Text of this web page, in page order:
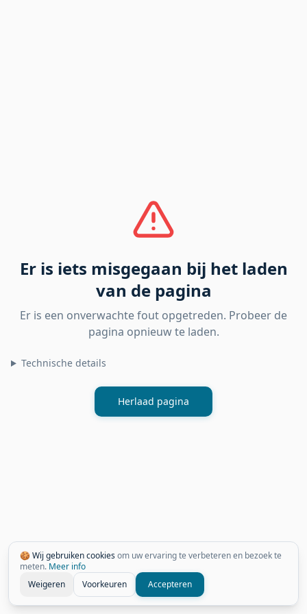
🍪 Wij gebruiken cookiesom uw ervaring te verbeteren en bezoek te
meten. Meer info
Weigeren
Voorkeuren Accepteren
Er is iets misgegaan bij het laden
van de pagina
Er is een onverwachte fout opgetreden. Probeer de
pagina opnieuw te laden.
Technische details
Herlaad pagina